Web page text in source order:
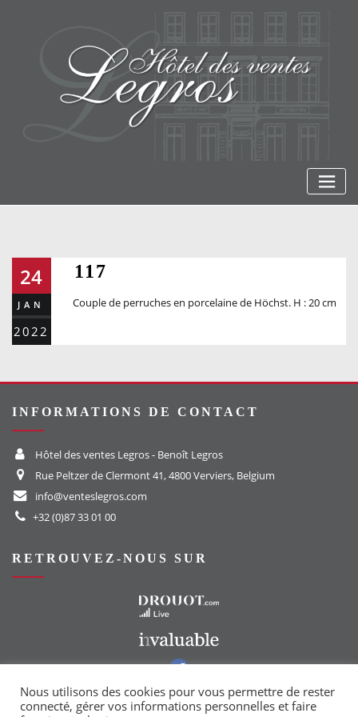
24
JAN
2022
117
Couple de perruches en porcelaine de Höchst. H : 20 cm
INFORMATIONS DE CONTACT
Hôtel des ventes Legros - Benoît Legros
Rue Peltzer de Clermont 41, 4800 Verviers, Belgium
info@venteslegros.com
+32 (0)87 33 01 00
RETROUVEZ-NOUS SUR
Vers notre groupe Facebook
Nous utilisons des cookies pour vous permettre de rester
connecté, gérer vos informations personnelles et faire